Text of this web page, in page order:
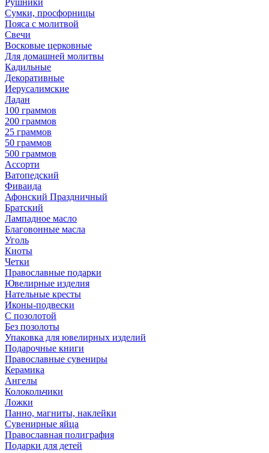
Рушники
Сумки, просфорницы
Пояса с молитвой
Свечи
Восковые церковные
Для домашней молитвы
Кадильные
Декоративные
Иерусалимские
Ладан
100 граммов
200 граммов
25 граммов
50 граммов
500 граммов
Ассорти
Ватопедский
Фиваида
Афонский Праздничный
Братский
Лампадное масло
Благовонные масла
Уголь
Киоты
Четки
Православные подарки
Ювелирные изделия
Нательные кресты
Иконы-подвески
С позолотой
Без позолоты
Упаковка для ювелирных изделий
Подарочные книги
Православные сувениры
Керамика
Ангелы
Колокольчики
Ложки
Панно, магниты, наклейки
Сувенирные яйца
Православная полиграфия
Подарки для детей